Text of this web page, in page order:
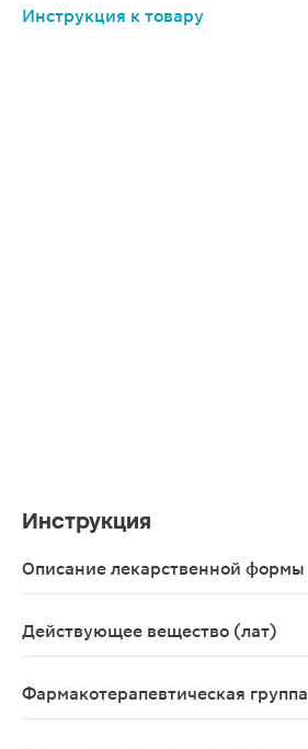
Инструкция к товару
Инструкция
Описание лекарственной формы
Действующее вещество (лат)
Фармакотерапевтическая группа